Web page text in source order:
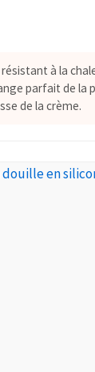
à la
parfait de la
de la crème.